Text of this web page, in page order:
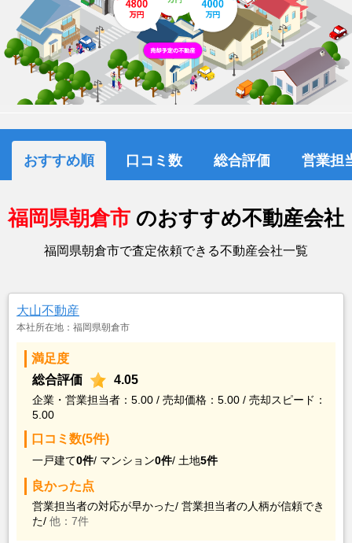
おすすめ順 口コミ数 総合評価 営業担
福岡県朝倉市 のおすすめ不動産会社
福岡県朝倉市で査定依頼できる不動産会社一覧
大山不動産
本社所在地：福岡県朝倉市
満足度
総合評価
4.05
企業・営業担当者：5.00 / 売却価格：5.00 / 売却スピード：
5.00
口コミ数(5件)
一戸建て0件/ マンション0件/ 土地5件
良かった点
営業担当者の対応が早かった/ 営業担当者の人柄が信頼でき
た/ 他：7件